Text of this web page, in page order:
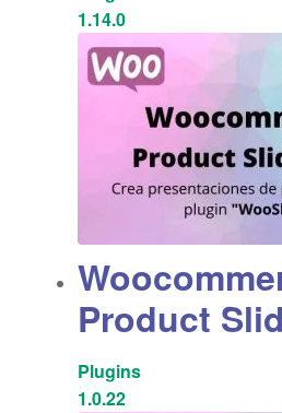
1.14.0
Product
Plugins
1.0.22